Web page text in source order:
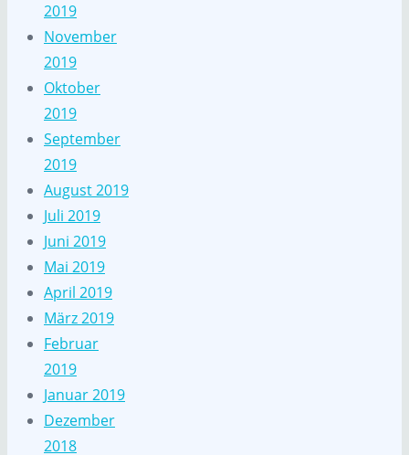
2019
November
2019
Oktober
2019
September
2019
August 2019
Juli 2019
Juni 2019
Mai 2019
April 2019
März 2019
Februar
2019
Januar 2019
Dezember
2018